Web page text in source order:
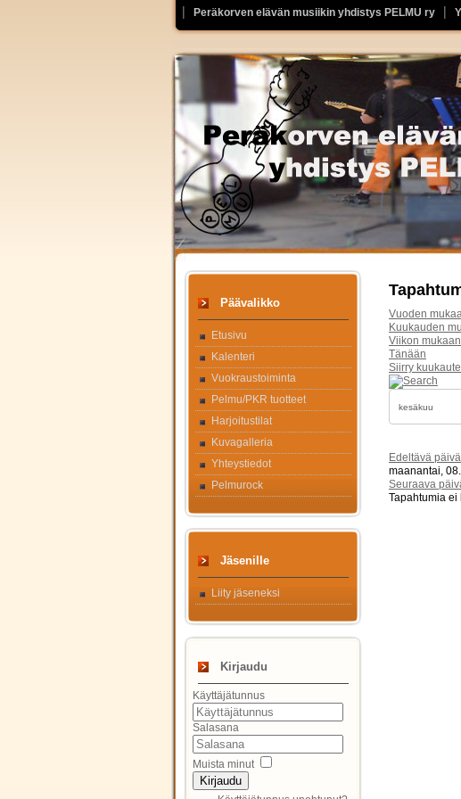
Peräkorven elävän musiikin yhdistys PELMU ry
Päävalikko
Etusivu
Kalenteri
Vuokraustoiminta
Pelmu/PKR tuotteet
Harjoitustilat
Kuvagalleria
Yhteystiedot
Pelmurock
Jäsenille
Liity jäseneksi
Kirjaudu
Käyttäjätunnus
Salasana
Muista minut
Kirjaudu
Vuoden
Kuukauden
Viikon mukaan
Tänään
Siirry
Edeltävä päivä
maanantai,
Seuraava
Tapahtumia ei